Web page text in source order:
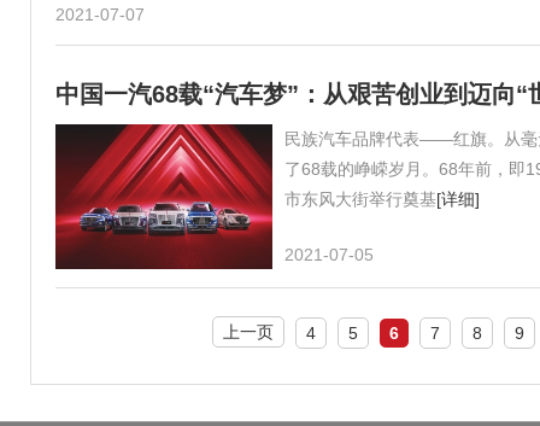
2021-07-07
中国一汽68载“汽车梦”：从艰苦创业到迈向“
民族汽车品牌代表——红旗。从毫
了68载的峥嵘岁月。68年前，即
市东风大街举行奠基[详细]
2021-07-05
上一页 4 5 6 7 8 9